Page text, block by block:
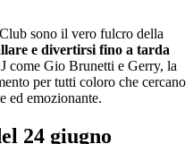
sono il vero fulcro della
e divertirsi fino a tarda
come Gio Brunetti e Gerry, la
per tutti coloro che cercano
ed emozionante.
24 giugno